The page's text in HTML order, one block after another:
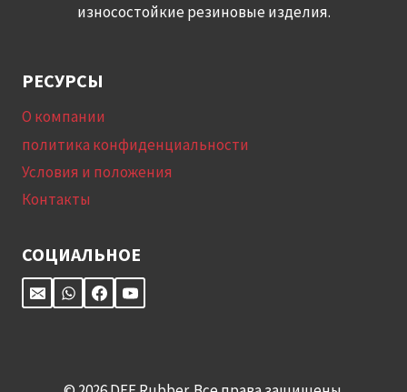
износостойкие резиновые изделия.
РЕСУРСЫ
О компании
политика конфиденциальности
Условия и положения
Контакты
СОЦИАЛЬНОЕ